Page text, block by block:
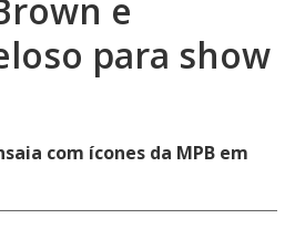
e
para show
com ícones da MPB em